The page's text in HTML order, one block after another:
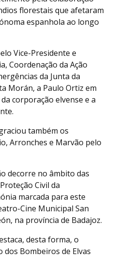
florestais que afetaram
espanhola ao longo
Vice-Presidente e
Coordenação da Ação
da Junta da
Morán, a Paulo Ortiz em
corporação elvense e a
também os
Arronches e Marvão pelo
decorre no âmbito das
Civil da
marcada para este
Cine Municipal San
na província de Badajoz.
desta forma, o
Bombeiros de Elvas